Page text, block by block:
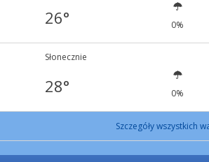
26° 0%
Słonecznie
28° 0%
Szczegóły wszystkich